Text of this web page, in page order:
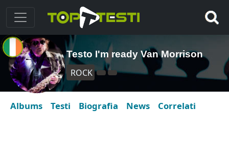
Testo I'm ready Van Morrison
ROCK
Albums Testi Biografia News Correlati